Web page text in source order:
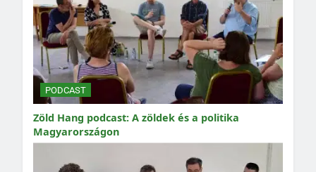
PODCAST
Zöld Hang podcast: A zöldek és a politika
Magyarországon